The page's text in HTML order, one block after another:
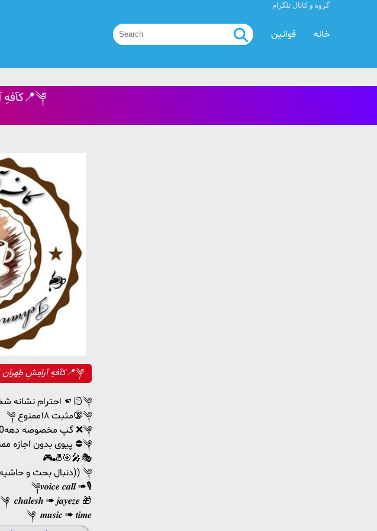
گروه و کانال تلگرام
قوانین خانه
༆ 📍 کآفهِ آرامِشِ طِهران📍༆
༆ 📍 کآفهِ آرامِشِ طِهران📍༆
༆احترام نشانه شخصیت شماست 🫵🏻༆
༆ مثبت ۱۸ممنوع🔞༆
༆ گپ مخصوصه دهه60.70 ❌༆
༆ پیوی بدون اجازه ممنوع ⛔️༆
🎮🎳🎯🎤🎭
💢((دنبال بحث و حاشیه نباشید مهم دور هم بودنمونه)) ༆
༆𝒗𝒐𝒊𝒄𝒆 𝒄𝒂𝒍𝒍 ➠🎙
༆ 𝒄𝒉𝒂𝒍𝒆𝒔𝒉 ➠ 𝒋𝒂𝒚𝒆𝒛𝒆 🎁
༆ 𝒎𝒖𝒔𝒊𝒄 ➠ 𝒕𝒊𝒎𝒆